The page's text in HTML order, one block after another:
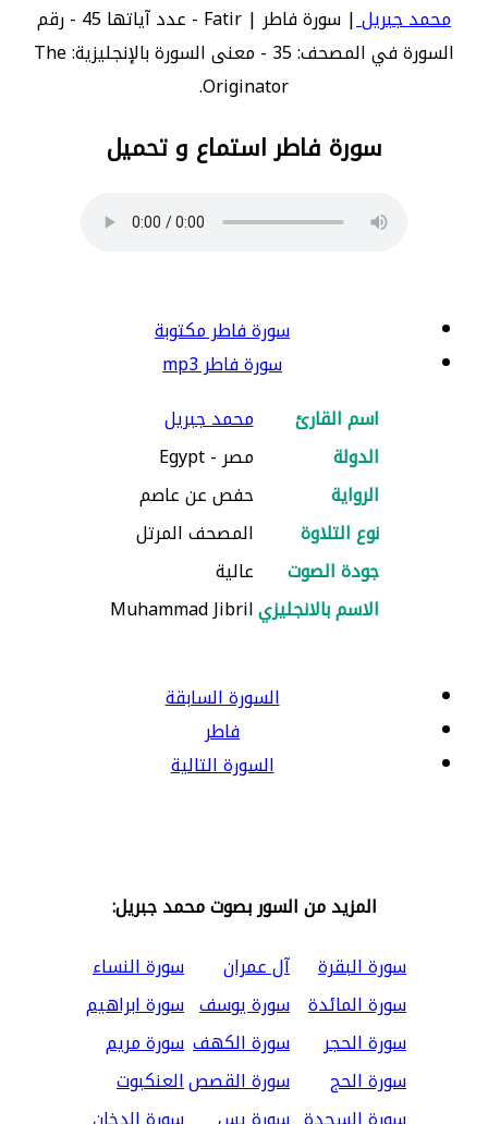
محمد جبريل
| سورة فاطر | Fatir - عدد آياتها 45 - رقم
السورة في المصحف: 35 - معنى السورة بالإنجليزية: The
Originator.
سورة فاطر استماع و تحميل
سورة فاطر مكتوبة
سورة فاطر mp3
اسم القارئ
محمد جبريل
الدولة
مصر - Egypt
الرواية
حفص عن عاصم
نوع التلاوة
المصحف المرتل
جودة الصوت
عالية
الاسم بالانجليزيMuhammad Jibril
السورة السابقة
فاطر
السورة التالية
المزيد من السور بصوت محمد جبريل:
سورة البقرة
آل عمران
سورة النساء
سورة المائدة سورة يوسف سورة ابراهيم
سورة الحجر
سورة الكهف سورة مريم
سورة الحج
سورة القصصالعنكبوت